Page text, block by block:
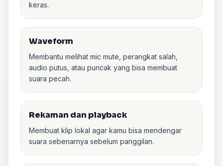
keras.
Waveform
Membantu melihat mic mute, perangkat salah,
audio putus, atau puncak yang bisa membuat
suara pecah.
Rekaman dan playback
Membuat klip lokal agar kamu bisa mendengar
suara sebenarnya sebelum panggilan.